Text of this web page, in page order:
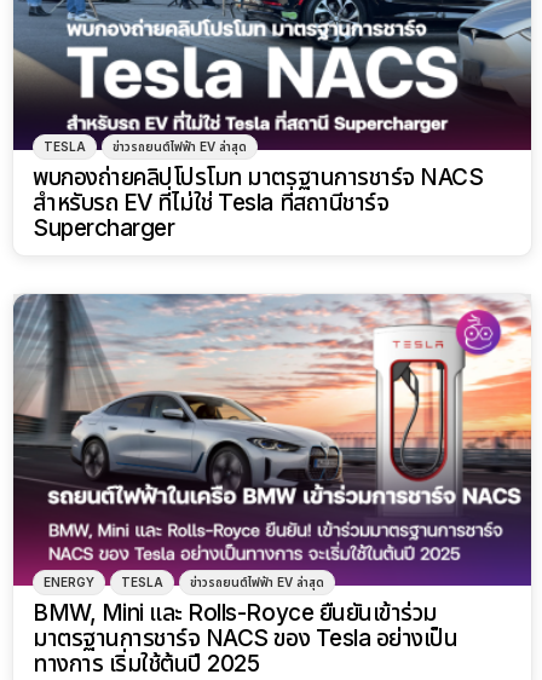
TESLA ข่าวรถยนต์ไฟฟ้า EV ล่าสุด
พบกองถ่ายคลิปโปรโมท มาตรฐานการชาร์จ NACS
สำหรับรถ EV ที่ไม่ใช่ Tesla ที่สถานีชาร์จ
Supercharger
ENERGY TESLA ข่าวรถยนต์ไฟฟ้า EV ล่าสุด
BMW, Mini และ Rolls-Royce ยืนยันเข้าร่วม
มาตรฐานการชาร์จ NACS ของ Tesla อย่างเป็น
ทางการ เริ่มใช้ต้นปี 2025